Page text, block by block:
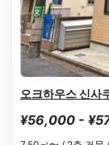
오크하우스 신사
¥56,000 -